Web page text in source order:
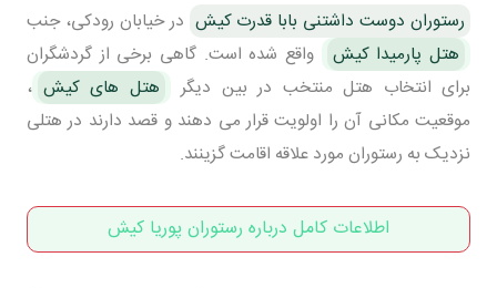
رستوران دوست داشتنی بابا قدرت کیش در خیابان رودکی، جنب
هتل پارمیدا کیش
واقع شده است. گاهی برخی از گردشگران
برای انتخاب هتل منتخب در بین دیگر
هتل های کیش ،
موقعیت مکانی آن را اولویت قرار می دهند و قصد دارند در هتلی
نزدیک به رستوران مورد علاقه اقامت گزینند.
اطلاعات کامل درباره رستوران پوریا کیش